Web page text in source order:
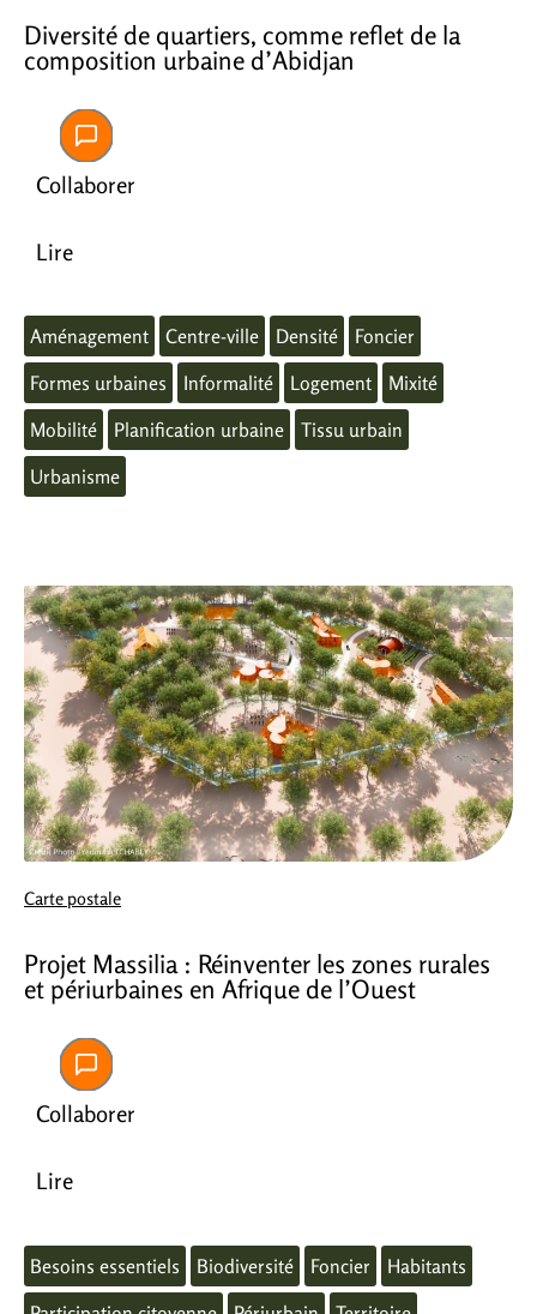
Diversité de quartiers, comme reflet de la
composition urbaine d’Abidjan
Collaborer
Lire
Aménagement Centre-ville Densité
Foncier
Formes urbaines
Informalité Logement
Mixité
Mobilité
Planification urbaine
Tissu urbain
Urbanisme
Carte postale
Projet Massilia : Réinventer les zones rurales
et périurbaines en Afrique de l’Ouest
Collaborer
Lire
Besoins essentiels Biodiversité Foncier
Habitants